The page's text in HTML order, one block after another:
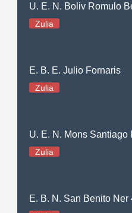
U. E. N. Boliv Romulo
Zulia
E. B. E. Julio Fornaris
Zulia
U. E. N. Mons Santiago
Zulia
E. B. N. San Benito Ner